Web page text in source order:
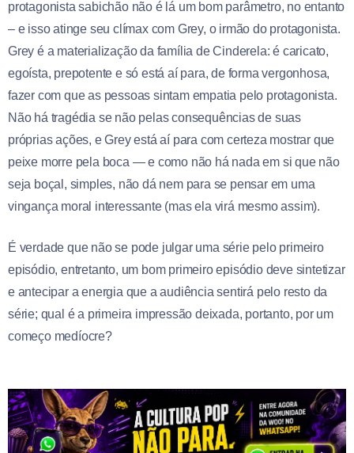
protagonista sabichão não é lá um bom parâmetro, no entanto
– e isso atinge seu clímax com Grey, o irmão do protagonista.
Grey é a materialização da família de Cinderela: é caricato,
egoísta, prepotente e só está aí para, de forma vergonhosa,
fazer com que as pessoas sintam empatia pelo protagonista.
Não há tragédia se não pelas consequências de suas
próprias ações, e Grey está aí para com certeza mostrar que
peixe morre pela boca — e como não há nada em si que não
seja boçal, simples, não dá nem para se pensar em uma
vingança moral interessante (mas ela virá mesmo assim).
É verdade que não se pode julgar uma série pelo primeiro
episódio, entretanto, um bom primeiro episódio deve sintetizar
e antecipar a energia que a audiência sentirá pelo resto da
série; qual é a primeira impressão deixada, portanto, por um
começo medíocre?